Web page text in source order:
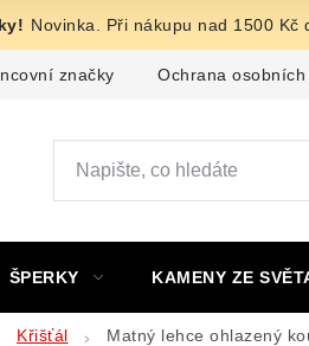
Novinka. Při nákupu nad 1500 Kč
značky Ochrana osobních
ŠPERKY KAMENY ZE
Křišťál Matný lehce ohlazený